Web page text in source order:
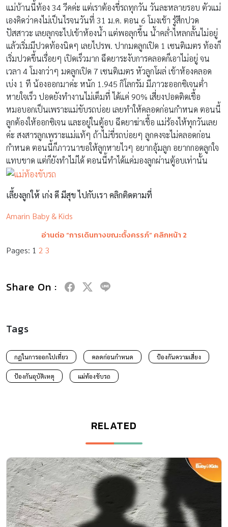
แม่บ้านนี้ท้อง 34 วีคค่ะ แต่เราต้องขี่รถทุกวัน วันละหลายรอบ ตัวแม่
เองคิดว่าคงไม่เป็นไรจนวันที่ 31 ม.ค. ตอน 6 โมงเช้า รู้สึกปวด
ปัสสาวะ เลยลุกจะไปเข้าห้องน้ำ แต่พอลุกขึ้น น้ำคล่ำไหลกลั้นไม่อยู่
แล้วเริ่มมีปวดท้องนิดๆ เลยไปรพ. ปากมดลูกเปิด 1 เซนติเมตร ท้องก็
เริ่มปวดขึ้นเรื่อยๆ เปิดเร็วมาก ฉีดยาระงับการคลอดก็เอาไม่อยู่ จน
เวลา 4 โมงกว่าๆ มดลูกเปิด 7 เซนติเมตร หัวลูกโผล่ เข้าห้องคลอด
เบ่ง 1 ที น้องออกมาค่ะ หนัก 1.945 กิโลกรัม มีภาวะออกซิเจนต่ำ
หายใจเร็ว ปอดยังทำงานไม่เต็มที่ ได้แค่ 90% เสี่ยงปอดติดเชื้อ
หมอบอกเป็นเพราะแม่ขับรถบ่อย เลยทำให้คลอดก่อนกำหนด ตอนนี้
ลูกต้องให้ออกซิเจน และอยู่ในตู้อบ ฉีดยาฆ่าเชื้อ แม่ร้องไห้ทุกวันเลย
ค่ะ สงสารลูกเพราะแม่แท้ๆ ถ้าไม่ขี่รถบ่อยๆ ลูกคงจะไม่คลอดก่อน
กำหนด ตอนนี้ก็ภาวนาขอให้ลูกหายไวๆ อยากอุ้มลูก อยากกอดลูกใจ
แทบขาด แต่ก็ยังทำไม่ได้ ตอนนี้ทำได้แค่มองลูกผ่านตู้อบเท่านั้น
เลี้ยงลูกให้ เก่ง ดี มีสุข ไปกับเรา คลิกติดตามที่
Amarin Baby & Kids
อ่านต่อ “การเดินทางขณะตั้งครรภ์” คลิกหน้า 2
Pages: 1 2 3
Share On :
Tags
กฎในการออกไปเที่ยว คลดก่อนกำหนด ป้องกันความเสี่ยง
ป้องกันอุบัติเหตุ แม่ท้องขับรถ
RELATED